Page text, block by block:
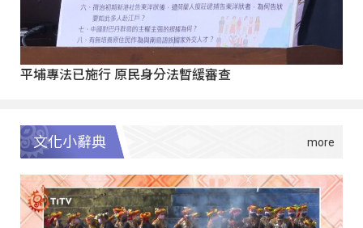
平埔專法已施行 原民身分法暫緩審查
文化小辭典